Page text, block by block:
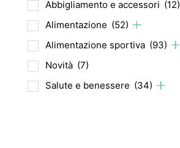
Abbigliamento e accessori (12)
Alimentazione (52)
Alimentazione sportiva (93)
Novità (7)
Salute e benessere (34)